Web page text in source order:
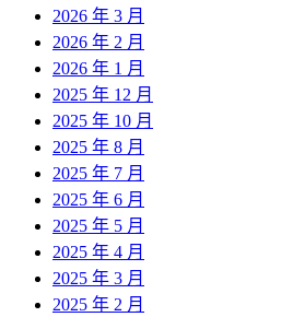
2026 年 3 月
2026 年 2 月
2026 年 1 月
2025 年 12 月
2025 年 10 月
2025 年 8 月
2025 年 7 月
2025 年 6 月
2025 年 5 月
2025 年 4 月
2025 年 3 月
2025 年 2 月